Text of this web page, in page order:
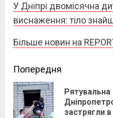
У Дніпрі двомісячна
виснаження: тіло
Більше новин на
Continue
Reading
Попередня
Рятувальна
застрягли в